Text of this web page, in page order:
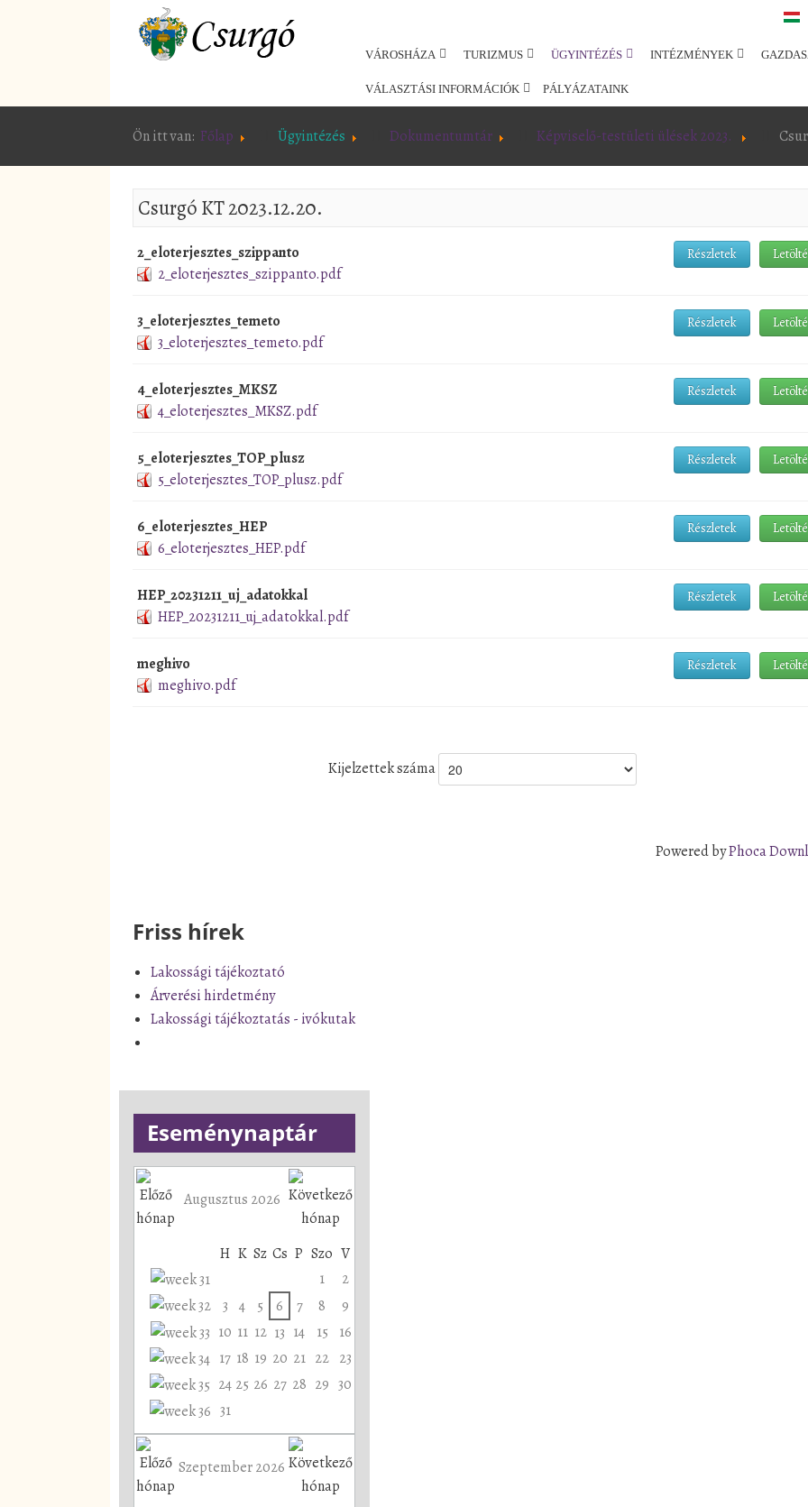
VÁROSHÁZA TURIZMUS ÜGYINTÉZÉS INTÉZMÉNYEK
VÁLASZTÁSI INFORMÁCIÓK PÁLYÁZATAINK
Ön itt van: Főlap Ügyintézés Dokumentumtár Képviselő-testületi ülések 2023.
Csurgó KT 2023.12.20.
2_eloterjesztes_szippanto
2_eloterjesztes_szippanto.pdf
Részletek
3_eloterjesztes_temeto
3_eloterjesztes_temeto.pdf
Részletek
4_eloterjesztes_MKSZ
4_eloterjesztes_MKSZ.pdf
Részletek
5_eloterjesztes_TOP_plusz
5_eloterjesztes_TOP_plusz.pdf
Részletek
6_eloterjesztes_HEP
6_eloterjesztes_HEP.pdf
Részletek
HEP_20231211_uj_adatokkal
HEP_20231211_uj_adatokkal.pdf
Részletek
meghivo
meghivo.pdf
Részletek
Kijelzettek száma
Powered byPhoca
Friss hírek
Lakossági tájékoztató
Árverési hirdetmény
Lakossági tájékoztatás - ivókutak
Eseménynaptár
Augusztus 2026
H K Sz Cs P Szo V
1
2
3 4 5 6 7 8
9
10 11 12 13 14 15
16
17 18 19 20 21 22 23
24 25 26 27 28 29 30
31
Szeptember 2026